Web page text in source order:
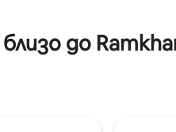
100
711, за
Чао
Банкок с BTS и
с кола до летище
до